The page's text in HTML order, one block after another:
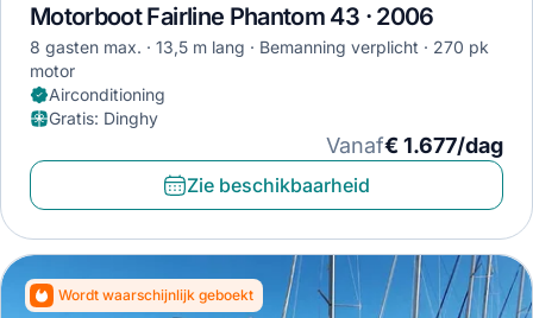
Motorboot Fairline Phantom 43 · 2006
8 gasten max. 13,5 m lang Bemanning verplicht
270 pk
motor
Airconditioning
Gratis: Dinghy
Vanaf€ 1.677/dag
Zie beschikbaarheid
Wordt waarschijnlijk geboekt